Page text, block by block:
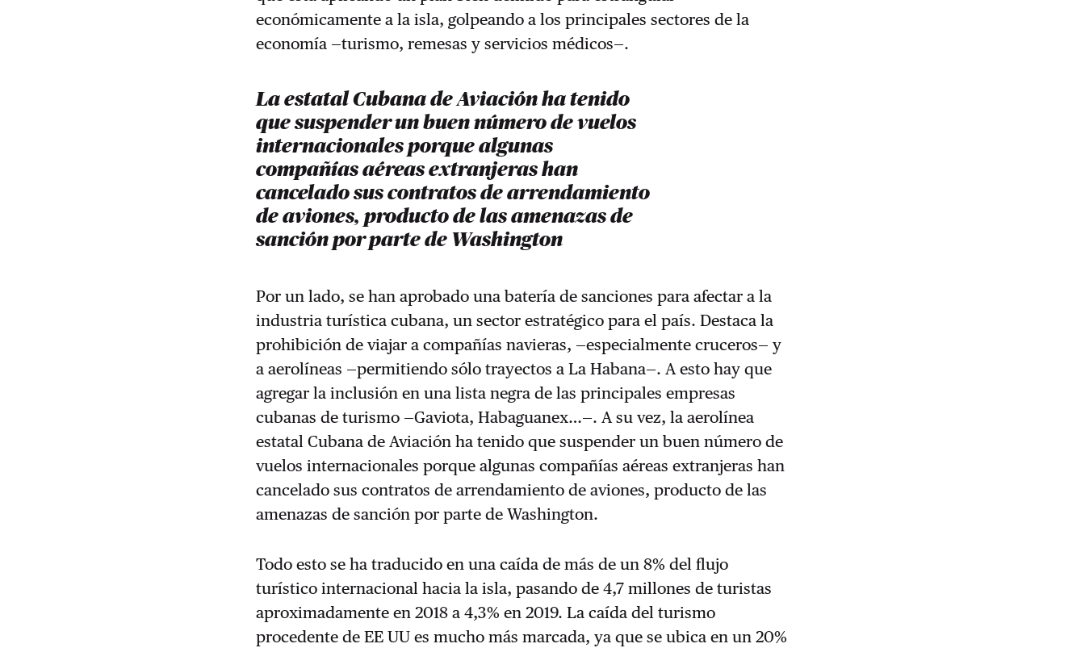
económicamente a la isla, golpeando a los principales sectores de la
economía —turismo, remesas y servicios médicos—.
La estatal Cubana de Aviación ha tenido
que suspender un buen número de vuelos
internacionales porque algunas
compañías aéreas extranjeras han
cancelado sus contratos de arrendamiento
de aviones, producto de las amenazas de
sanción por parte de Washington
Por un lado, se han aprobado una batería de sanciones para afectar a la
industria turística cubana, un sector estratégico para el país. Destaca la
prohibición de viajar a compañías navieras, —especialmente cruceros— y
a aerolíneas —permitiendo sólo trayectos a La Habana—. A esto hay que
agregar la inclusión en una lista negra de las principales empresas
cubanas de turismo —Gaviota, Habaguanex…—. A su vez, la aerolínea
estatal Cubana de Aviación ha tenido que suspender un buen número de
vuelos internacionales porque algunas compañías aéreas extranjeras han
cancelado sus contratos de arrendamiento de aviones, producto de las
amenazas de sanción por parte de Washington.
Todo esto se ha traducido en una caída de más de un 8% del flujo
turístico internacional hacia la isla, pasando de 4,7 millones de turistas
aproximadamente en 2018 a 4,3% en 2019. La caída del turismo
procedente de EE UU es mucho más marcada, ya que se ubica en un 20%